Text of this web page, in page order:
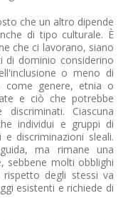
che un altro dipende
di tipo culturale. È
che ci lavorano, siano
di dominio considerino
o meno di
come genere, etnia o
e ciò che potrebbe
discriminati. Ciascuna
individui e gruppi di
discriminazioni sleali.
ma rimane una
sebbene molti obblighi
degli stessi va
esistenti e richiede di